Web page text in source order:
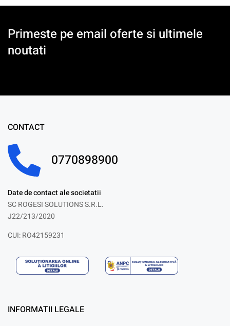
Primeste pe email oferte si ultimele
noutati
CONTACT
0770898900
Date de contact ale societatii
SC ROGESI SOLUTIONS S.R.L.
J22/213/2020
CUI: RO42159231
INFORMATII LEGALE